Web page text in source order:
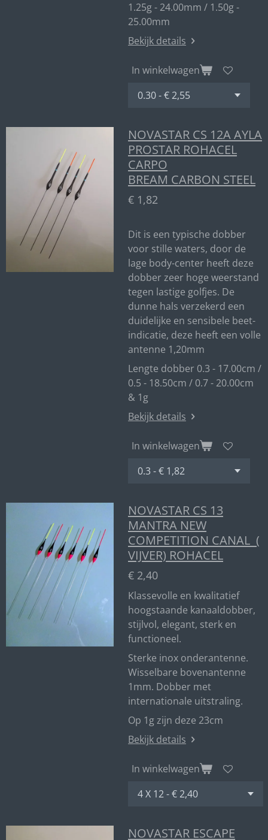
1.25g - 24.00mm / 1.50g -
25.00mm
Bekijk details
In winkelwagen
NOVASTAR CS 12A AYLA
PROSTAR ROHACEL
CARPO
BREAM CARBON STEEL
€ 1,82
Dit is een typische dobber
voor stille waters, door de
lage body-center heeft deze
dobber zeer hoge weerstand
tegen lastige golfjes. De
dunne hals verzekerd een
duidelijke en sensibele beet-
indicatie, deze heeft een volle
antenne 1,20mm
Lengte dobber 0.3 - 17.00cm /
0.5 - 18.50cm / 0.7 - 20.00cm
& 1g
Bekijk details
In winkelwagen
NOVASTAR CS 13
MANTRA NEW
COMPETITION CANAL (
VIJVER) ROHACEL
€ 2,40
Klassevolle en kwalitatief
hoogstaande kanaaldobber,
stijlvol, elegant, sterk en
functioneel.
Sterke inox onderantenne.
Wisselbare bovenantenne
1mm. Dobber met
internationale uitstraling.
Op 1g zijn deze 23cm
Bekijk details
In winkelwagen
NOVASTAR ESCAPE